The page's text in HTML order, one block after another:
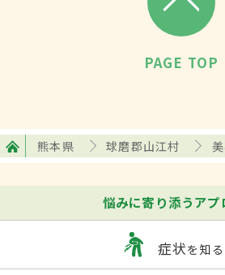
PAGE TOP
熊本県 球磨郡山江村
悩みに寄り添うアプ
症状を知る